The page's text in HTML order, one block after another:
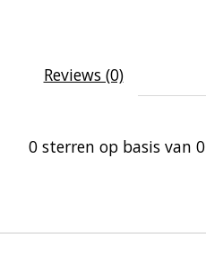
Reviews (0)
0 sterren op basis van 0